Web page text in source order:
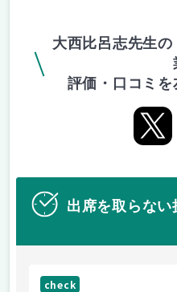
大西比呂志先生
評価・口コミ
出席を取らない
check